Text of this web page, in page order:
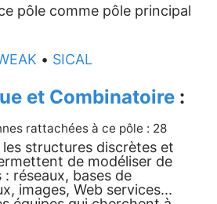
pôle comme pôle principal
• SICAL
et Combinatoire :
rattachées à ce pôle : 28
structures discrètes et
de modéliser de
réseaux, bases de
images, Web services...